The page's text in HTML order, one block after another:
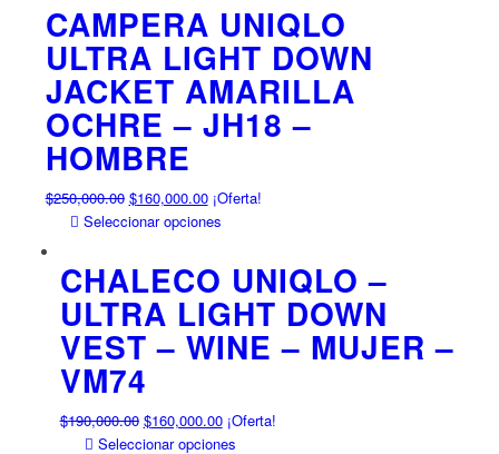
elegir
en
página
de
producto
CAMPERA UNIQLO
ULTRA LIGHT DOWN
JACKET AMARILLA
OCHRE – JH18 –
HOMBRE
$250,000.00 El
precio
era:
$250,000.00.
$160,000.00El
precio
es:
$160,000.00.
¡Oferta!
Seleccionar opciones
tiene
múltiples
variantes.
Las
opciones
elegir
CHALECO UNIQLO –
ULTRA LIGHT DOWN
VEST – WINE – MUJER –
VM74
$190,000.00 El
precio
$160,000.00El
precio
¡Oferta!
Seleccionar opciones